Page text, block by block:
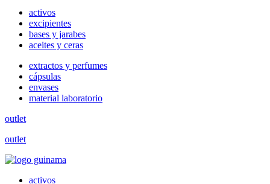
activos
excipientes
bases y jarabes
aceites y ceras
extractos y perfumes
cápsulas
envases
material laboratorio
outlet
outlet
activos